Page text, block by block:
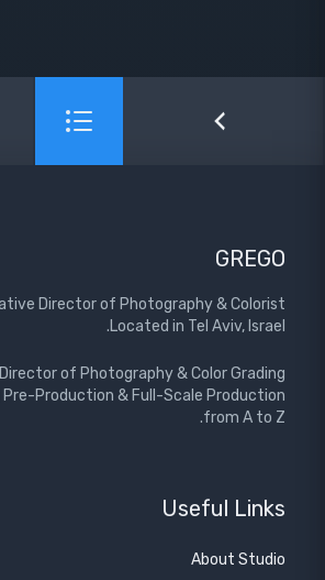
GREGO
Director of Photography & Colorist
Located in Tel Aviv, Israel.
Director of Photography & Color Grading
Pre-Production & Full-Scale Production
from A to Z.
Useful Links
About Studio